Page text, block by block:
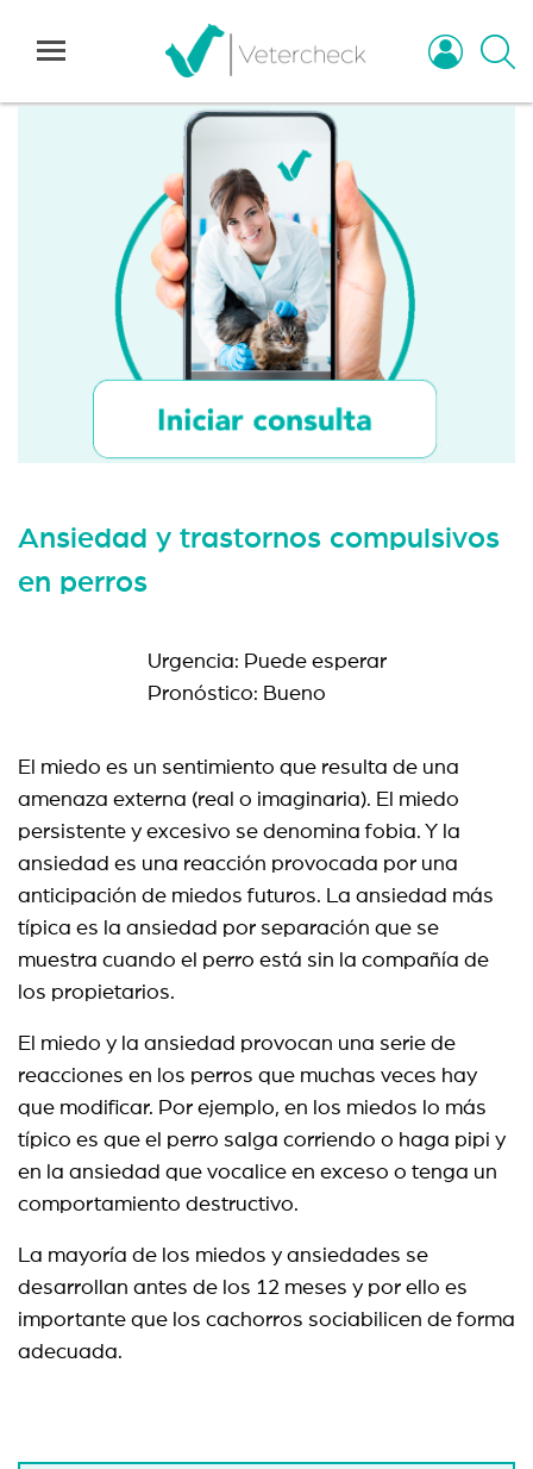
Ansiedad y trastornos compulsivos
en perros
Urgencia: Puede esperar
Pronóstico: Bueno
El miedo es un sentimiento que resulta de una
amenaza externa (real o imaginaria). El miedo
persistente y excesivo se denomina fobia. Y la
ansiedad es una reacción provocada por una
anticipación de miedos futuros. La ansiedad más
típica es la ansiedad por separación que se
muestra cuando el perro está sin la compañía de
los propietarios.
El miedo y la ansiedad provocan una serie de
reacciones en los perros que muchas veces hay
que modificar. Por ejemplo, en los miedos lo más
típico es que el perro salga corriendo o haga pipi y
en la ansiedad que vocalice en exceso o tenga un
comportamiento destructivo.
La mayoría de los miedos y ansiedades se
desarrollan antes de los 12 meses y por ello es
importante que los cachorros sociabilicen de forma
adecuada.